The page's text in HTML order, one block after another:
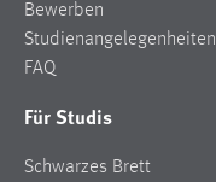
Bewerben
Studienangelegenheiten
FAQ
Für Studis
Schwarzes Brett